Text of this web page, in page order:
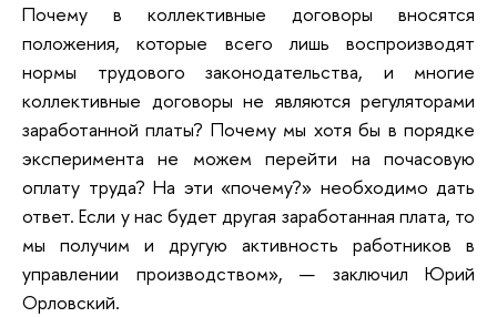
Почему в коллективные договоры вносятся
положения, которые всего лишь воспроизводят
нормы трудового законодательства, и многие
коллективные договоры не являются регуляторами
заработанной платы? Почему мы хотя бы в порядке
эксперимента не можем перейти на почасовую
оплату труда? На эти «почему?» необходимо дать
ответ. Если у нас будет другая заработанная плата, то
мы получим и другую активность работников в
управлении производством», — заключил Юрий
Орловский.